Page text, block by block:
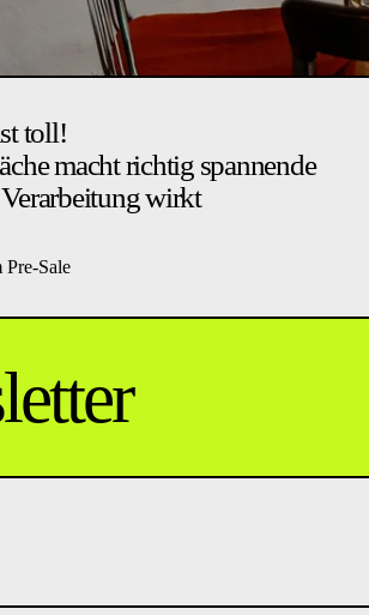
toll!
macht richtig spannende
wirkt
Pre-Sale